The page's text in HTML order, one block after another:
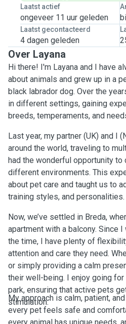
Laatst actief
ongeveer 11 uur geleden
Laatst gecontacteerd
4 dagen geleden
Over Layana
Hi there! I'm Layana and I have
about animals and grew up in a
black labrador dog. Over the
in different settings, gaining
breeds, temperaments, and
Last year, my partner (UK) and I
around the world, traveling to
had the wonderful opportunity to
different environments. This
about pet care and taught us to
training styles, and personalities.
Now, we’ve settled in Breda,
apartment with a balcony. Since
the time, I have plenty of
attention and care they need.
or simply providing a calm
their well-being. I enjoy going
park, ensuring that active pets
stimulation.
My approach is calm, patient,
every pet feels safe and